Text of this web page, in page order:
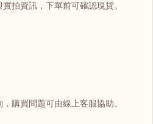
拍資訊，下單前可確認現貨。
購買問題可由線上客服協助。